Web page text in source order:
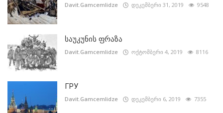
Davit.Gamcemlidze დეკემბერი 31, 2019 9548
საუკუნის ფრაზა
Davit.Gamcemlidze ოქტომბერი 4, 2019 8116
ГРУ
Davit.Gamcemlidze დეკემბერი 6, 2019 7355